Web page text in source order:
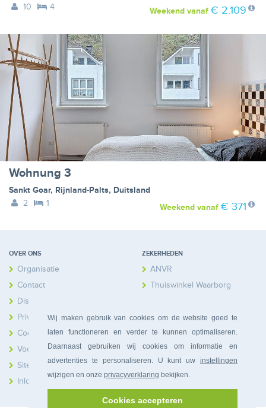
Wij maken gebruik van cookies om de website goed te
laten functioneren en verder te kunnen optimaliseren.
Daarnaast gebruiken wij cookies om informatie en
advertenties te personaliseren. U kunt uw instellingen
wijzigen en onze privacyverklaring bekijken.
Cookies accepteren
10
4 Weekendvanaf € 2.109
Wohnung 3
Sankt Goar, Rijnland-Palts, Duitsland
2
1 Weekendvanaf € 371
OVER ONS
Organisatie
Contact
Disclaimer
Privacy
Cookies
Voorwaarden
Sitemap
Inloggen Huiseigenaren
ZEKERHEDEN
ANVR
Thuiswinkel Waarborg